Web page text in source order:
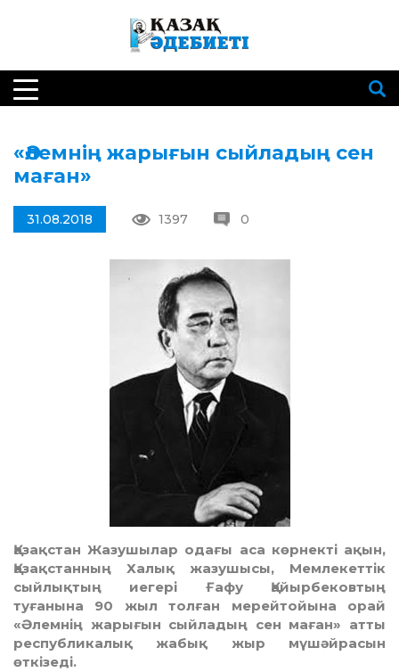
«Әлемнің жарығын сыйладың сен
маған»
31.08.2018 1397 0
Қазақстан Жазушылар одағы аса көрнекті ақын,
Қазақстанның Халық жазушысы, Мем­ле­кеттік
сыйлықтың иегері Ғафу Қайыр­бе­ковтың
туғанына 90 жыл толған мерейтойына орай
«Әлемнің жарығын сыйладың сен маған» атты
республикалық жабық жыр мүшәйрасын
өткізеді.